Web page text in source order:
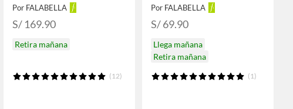
Por FALABELLA
S/ 169.90
Retira mañana
(12)
Por FALABELLA
S/ 69.90
Llega mañana
Retira mañana
(1)